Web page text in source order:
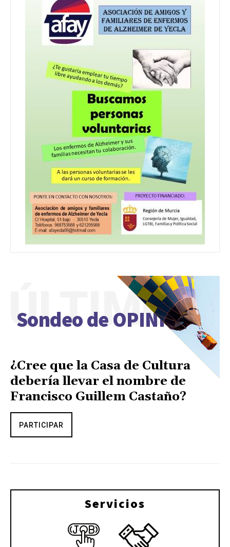
Sondeo de OPINIÓN
ÚLTIMO
¿Cree que la Casa de Cultura
debería llevar el nombre de
Francisco Guillem Castaño?
PARTICIPAR
Servicios